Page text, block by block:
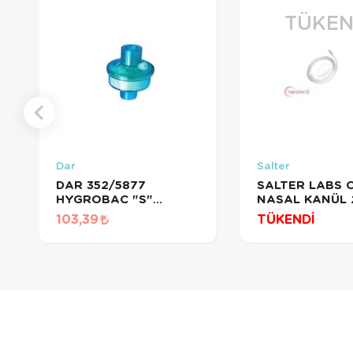
Dar
DAR 352/5877
HYGROBAC "S"
BAKTERİ FİLTRESİ
103,39
Salter
SALTER LABS
NASAL KANÜL
TÜKENDİ